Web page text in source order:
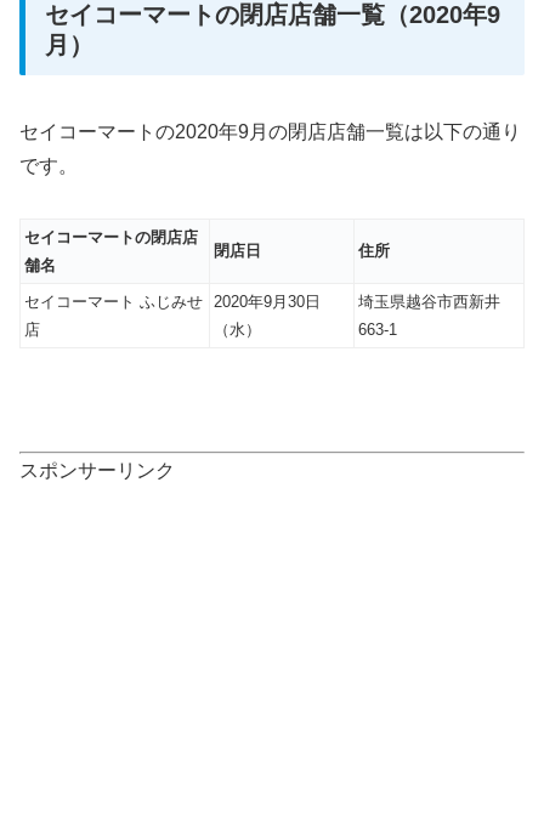
セイコーマートの閉店店舗一覧（2020年9
月）
セイコーマートの2020年9月の閉店店舗一覧は以下の通り
です。
セイコーマートの閉店店
舗名
閉店日 住所
セイコーマート ふじみせ
店
2020年9月30日
（水）
埼玉県越谷市西新井
663-1
スポンサーリンク